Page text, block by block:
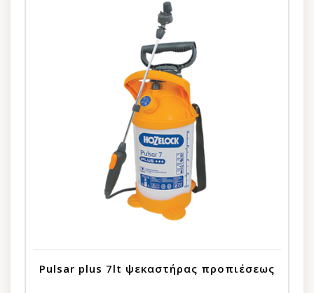
Pulsar plus 7lt ψεκαστήρας προπιέσεως